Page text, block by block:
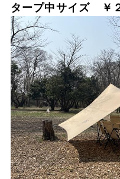
タープ中サイズ ￥